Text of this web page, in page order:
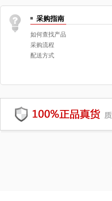
采购指南
如何查找产品
采购流程
配送方式